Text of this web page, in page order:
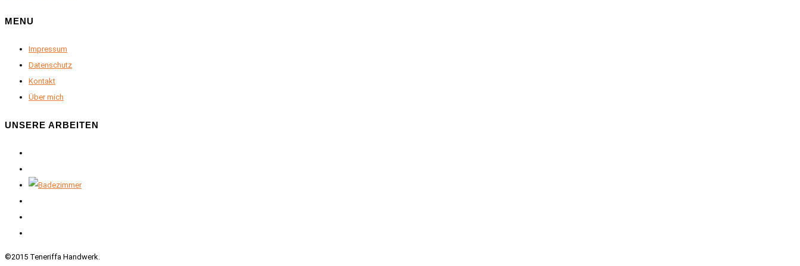
MENU
Impressum
Datenschutz
Kontakt
Über mich
UNSERE ARBEITEN
©2015 Teneriffa Handwerk.